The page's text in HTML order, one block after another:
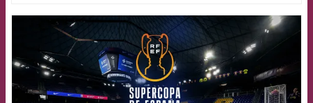
FCB Barcelona badge